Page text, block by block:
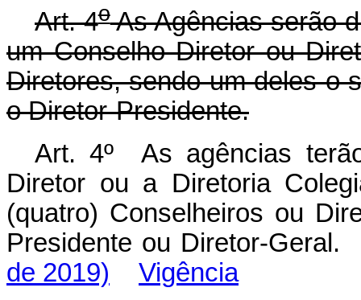
Art. 4oAs Agências serão
um Conselho Diretor ou
Diretores, sendo um deles o
o Diretor-Presidente.
Art. 4º As agências
Diretor ou a Diretoria
(quatro) Conselheiros ou
Presidente ou Diretor-Geral.
de 2019)
Vigência